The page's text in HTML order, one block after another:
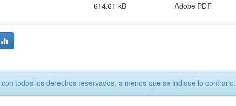
614.61 kB Adobe PDF
todos los derechos reservados, a menos que se indique lo contrario.